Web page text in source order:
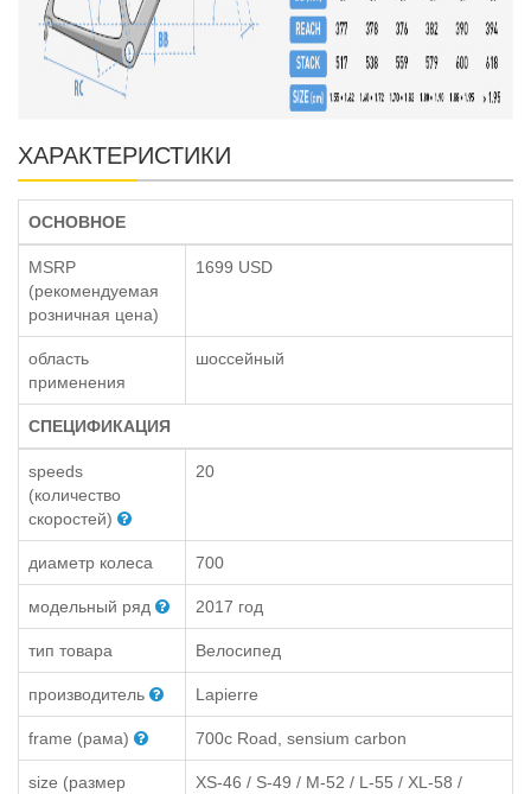
ХАРАКТЕРИСТИКИ
ОСНОВНОЕ
MSRP
(рекомендуемая
розничная цена)
1699 USD
область
применения
шоссейный
СПЕЦИФИКАЦИЯ
speeds
(количество
скоростей)
20
диаметр колеса 700
модельный ряд 2017 год
тип товара Велосипед
производитель Lapierre
frame (рама) 700c Road, sensium carbon
size (размер
XS-46 / S-49 / M-52 / L-55 / XL-58 /